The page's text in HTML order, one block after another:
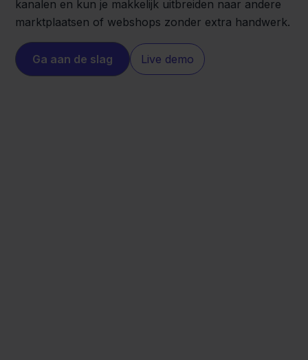
kanalen en kun je makkelijk uitbreiden naar andere
marktplaatsen of webshops zonder extra handwerk.
Ga aan de slag Live demo